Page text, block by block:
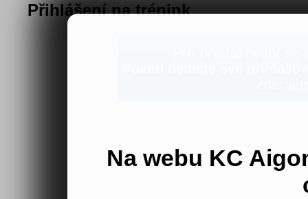
Na webu KC
Přihlášení na trénink